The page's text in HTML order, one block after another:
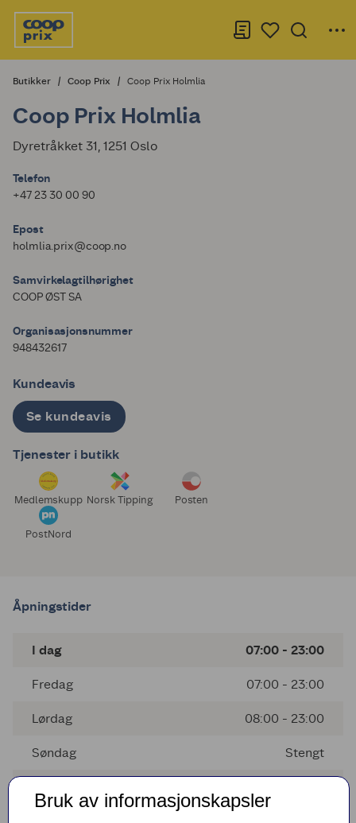
Butikker Coop Prix Coop Prix Holmlia
Coop Prix Holmlia
Dyretråkket 31, 1251 Oslo
Telefon
+47 23 30 00 90
Epost
holmlia.prix@coop.no
Samvirkelagtilhørighet
COOP ØST SA
Organisasjonsnummer
948432617
Kundeavis
Se kundeavis
Tjenester i butikk
Medlemskupp Norsk Tipping Posten
PostNord
Åpningstider
I dag 07:00 - 23:00
Fredag 07:00 - 23:00
Lørdag 08:00 - 23:00
Søndag Stengt
Bruk av informasjonskapsler